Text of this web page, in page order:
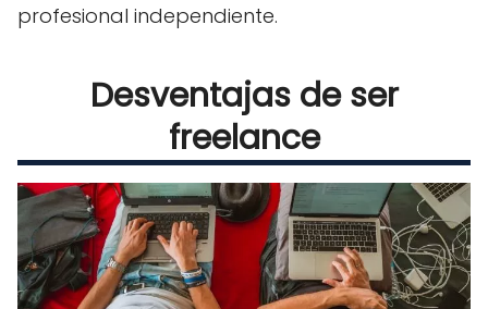
profesional independiente.
Desventajas de ser
freelance